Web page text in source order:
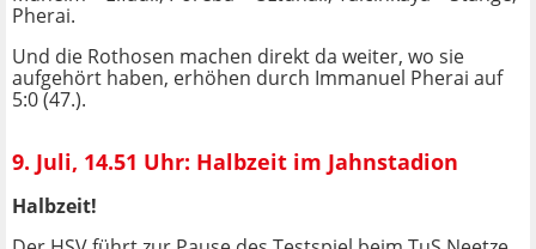
Pherai.
Und die Rothosen machen direkt da weiter, wo sie
aufgehört haben, erhöhen durch Immanuel Pherai auf
5:0 (47.).
9. Juli, 14.51 Uhr: Halbzeit im Jahnstadion
Halbzeit!